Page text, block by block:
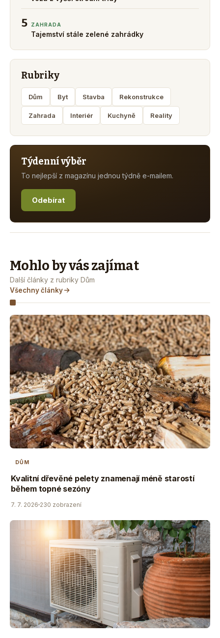
5 ZAHRADA
Tajemství stále zelené zahrádky
Rubriky
Dům Byt Stavba Rekonstrukce
Zahrada Interiér Kuchyně Reality
Týdenní výběr
To nejlepší z magazínu jednou týdně e-mailem.
Odebírat
Mohlo by vás zajímat
Další články z rubriky Dům
Všechny články
DŮM
Kvalitní dřevěné pelety znamenají méně starostí
během topné sezóny
7. 7. 2026 230 zobrazení